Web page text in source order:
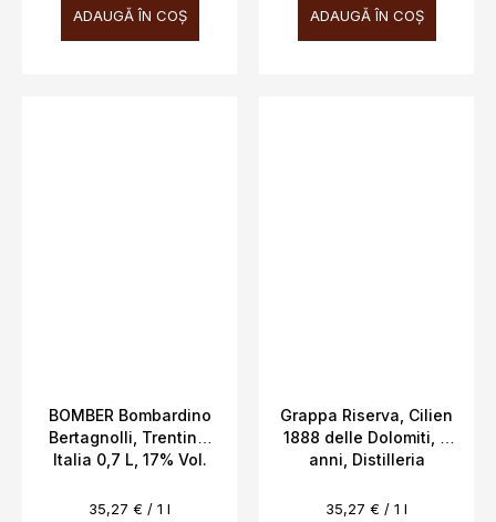
ADAUGĂ ÎN COŞ ADAUGĂ ÎN COŞ
BOMBER Bombardino
Bertagnolli, Trentino,
Italia 0,7 L, 17% Vol.
Evaluare
35,27 € / 1 l
Grappa Riserva, Cilien
1888 delle Dolomiti, 2
anni, Distilleria
Evaluare
35,27 € / 1 l